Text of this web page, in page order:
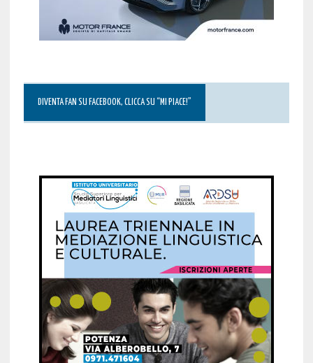
DIVENTA FAN SU FACEBOOK, CLICCA SU “MI PIACE!”